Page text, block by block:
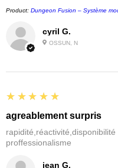
cyril G.
OSSUN, N
Product: Dungeon Fusion – Système
jean G.
5
★★★★★
agreablement surpris
rapidité,réactivité,disponibilité
proffessionalisme